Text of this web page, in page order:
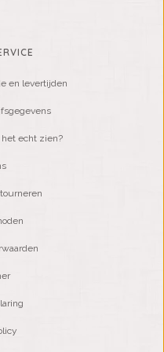
en levertijden
echt zien?